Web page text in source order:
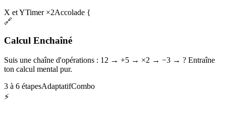
X et YTimer ×2Accolade {
🔗
Calcul Enchaîné
Suis une chaîne d'opérations : 12 → +5 → ×2 → −3 → ? Entraîne
ton calcul mental pur.
3 à 6 étapesAdaptatifCombo
⚡